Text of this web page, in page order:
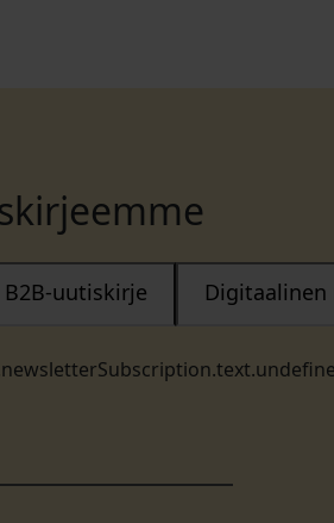
B2B-uutiskirje Digitaalinen